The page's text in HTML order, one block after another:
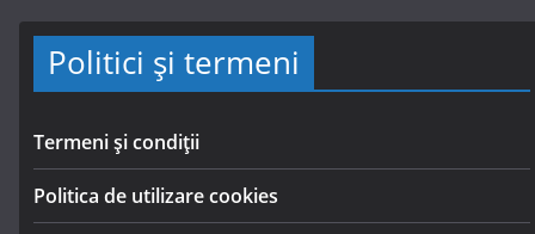
Politici și termeni
Termeni și condiții
Politica de utilizare cookies